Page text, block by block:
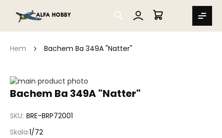
SEARCH
MIN VARUKORG
Hem Bachem Ba 349A "Natter"
Bachem Ba 349A "Natter"
SKU BRE-BRP72001
Skala 1/72
Hoppa
till
bildgalleriet
Hoppa
av
bildgalleriet